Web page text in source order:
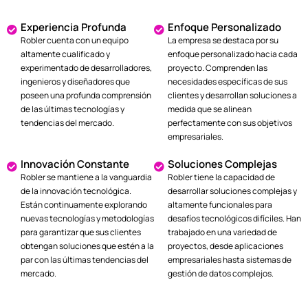
Experiencia Profunda
Robler cuenta con un equipo
altamente cualificado y
experimentado de desarrolladores,
ingenieros y diseñadores que
poseen una profunda comprensión
de las últimas tecnologías y
tendencias del mercado.
Enfoque Personalizado
La empresa se destaca por su
enfoque personalizado hacia cada
proyecto. Comprenden las
necesidades específicas de sus
clientes y desarrollan soluciones a
medida que se alinean
perfectamente con sus objetivos
empresariales.
Innovación Constante
Robler se mantiene a la vanguardia
de la innovación tecnológica.
Están continuamente explorando
nuevas tecnologías y metodologías
para garantizar que sus clientes
obtengan soluciones que estén a la
par con las últimas tendencias del
mercado.
Soluciones Complejas
Robler tiene la capacidad de
desarrollar soluciones complejas y
altamente funcionales para
desafíos tecnológicos difíciles. Han
trabajado en una variedad de
proyectos, desde aplicaciones
empresariales hasta sistemas de
gestión de datos complejos.